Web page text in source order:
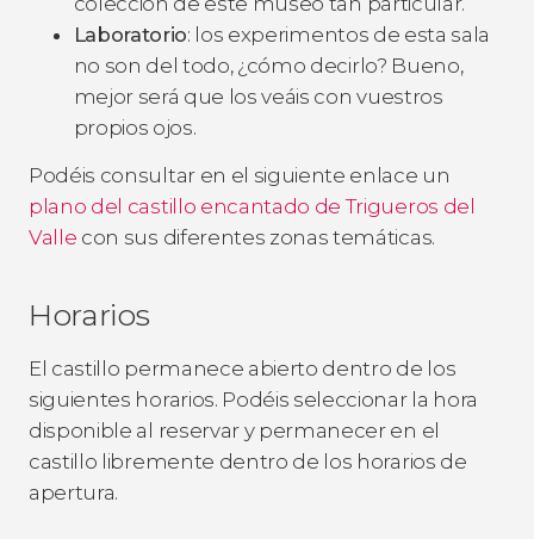
Laboratorio: los experimentos de esta sala
no son del todo, ¿cómo decirlo? Bueno,
mejor será que los veáis con vuestros
propios ojos.
Podéis consultar en el siguiente enlace un
plano del castillo encantado de Trigueros del
Valle con sus diferentes zonas temáticas.
Horarios
El castillo permanece abierto dentro de los
siguientes horarios. Podéis seleccionar la hora
disponible al reservar y permanecer en el
castillo libremente dentro de los horarios de
apertura.